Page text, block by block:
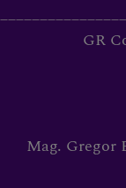
GR
Mag. Gregor